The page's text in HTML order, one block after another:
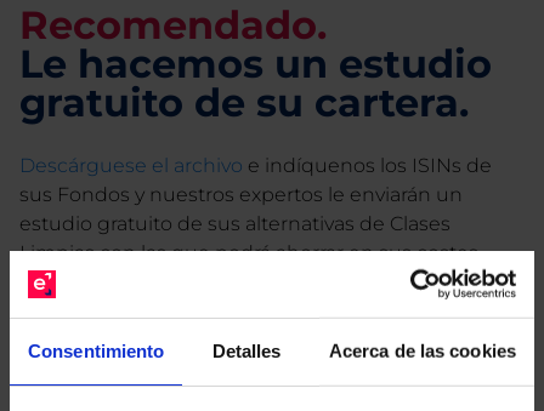
Consentimiento Detalles Acerca de las cookies
Recomendado.
Le hacemos un estudio
gratuito de su cartera.
Descárguese el archivo e indíquenos los ISINs de
sus Fondos y nuestros expertos le enviarán un
estudio gratuito de sus alternativas de Clases
Limpias con las que podrá ahorrar en sus costes.